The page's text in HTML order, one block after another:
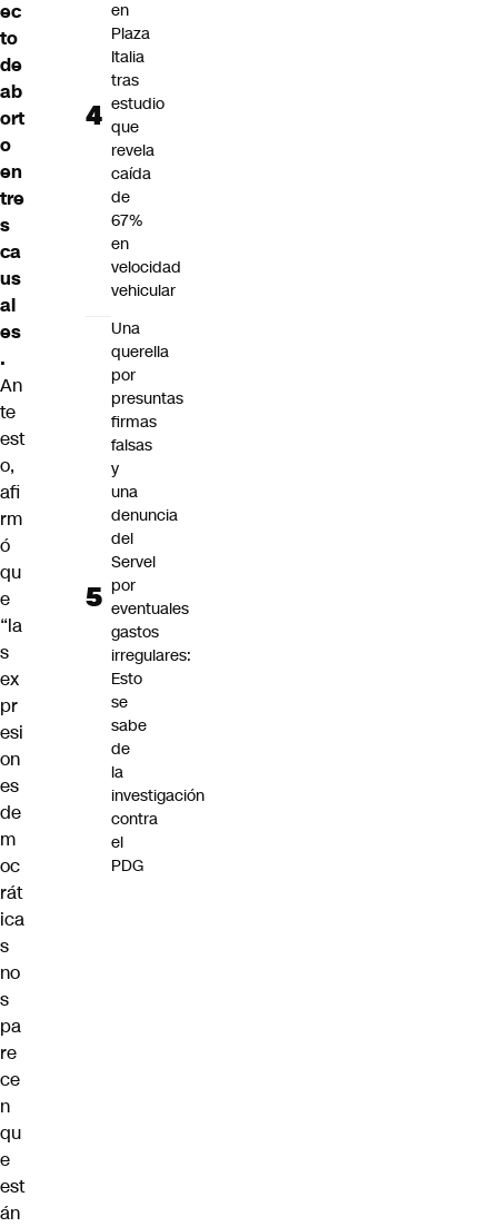
ec
to
de
ab
ort
o
en
tre
s
ca
us
al
es
.
An
te
est
o,
afi
rm
ó
qu
e
“la
s
ex
pr
esi
on
es
de
m
oc
rát
ica
s
no
s
pa
re
ce
n
qu
e
est
án
en
Plaza
Italia
tras
estudio
que
revela
caída
de
67%
en
velocidad
vehicular
Una
querella
por
presuntas
firmas
falsas
y
una
denuncia
del
Servel
por
eventuales
gastos
irregulares:
Esto
se
sabe
de
la
investigación
contra
el
PDG